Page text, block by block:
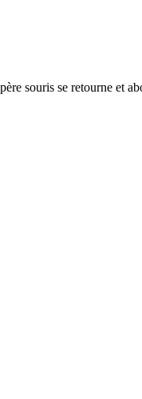
souris se retourne et